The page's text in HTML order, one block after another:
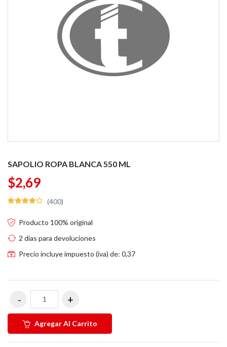
SAPOLIO ROPA BLANCA 550 ML
$2,69
(400)
Producto 100% original
2 días para devoluciones
Precio incluye impuesto (iva) de: 0,37
Agregar Al Carrito